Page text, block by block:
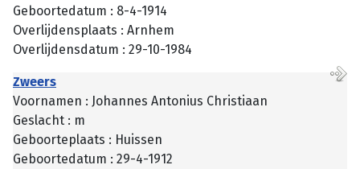
Geboortedatum : 8-4-1914
Overlijdensplaats : Arnhem
Overlijdensdatum : 29-10-1984
Zweers
Voornamen : Johannes Antonius Christiaan
Geslacht : m
Geboorteplaats : Huissen
Geboortedatum : 29-4-1912